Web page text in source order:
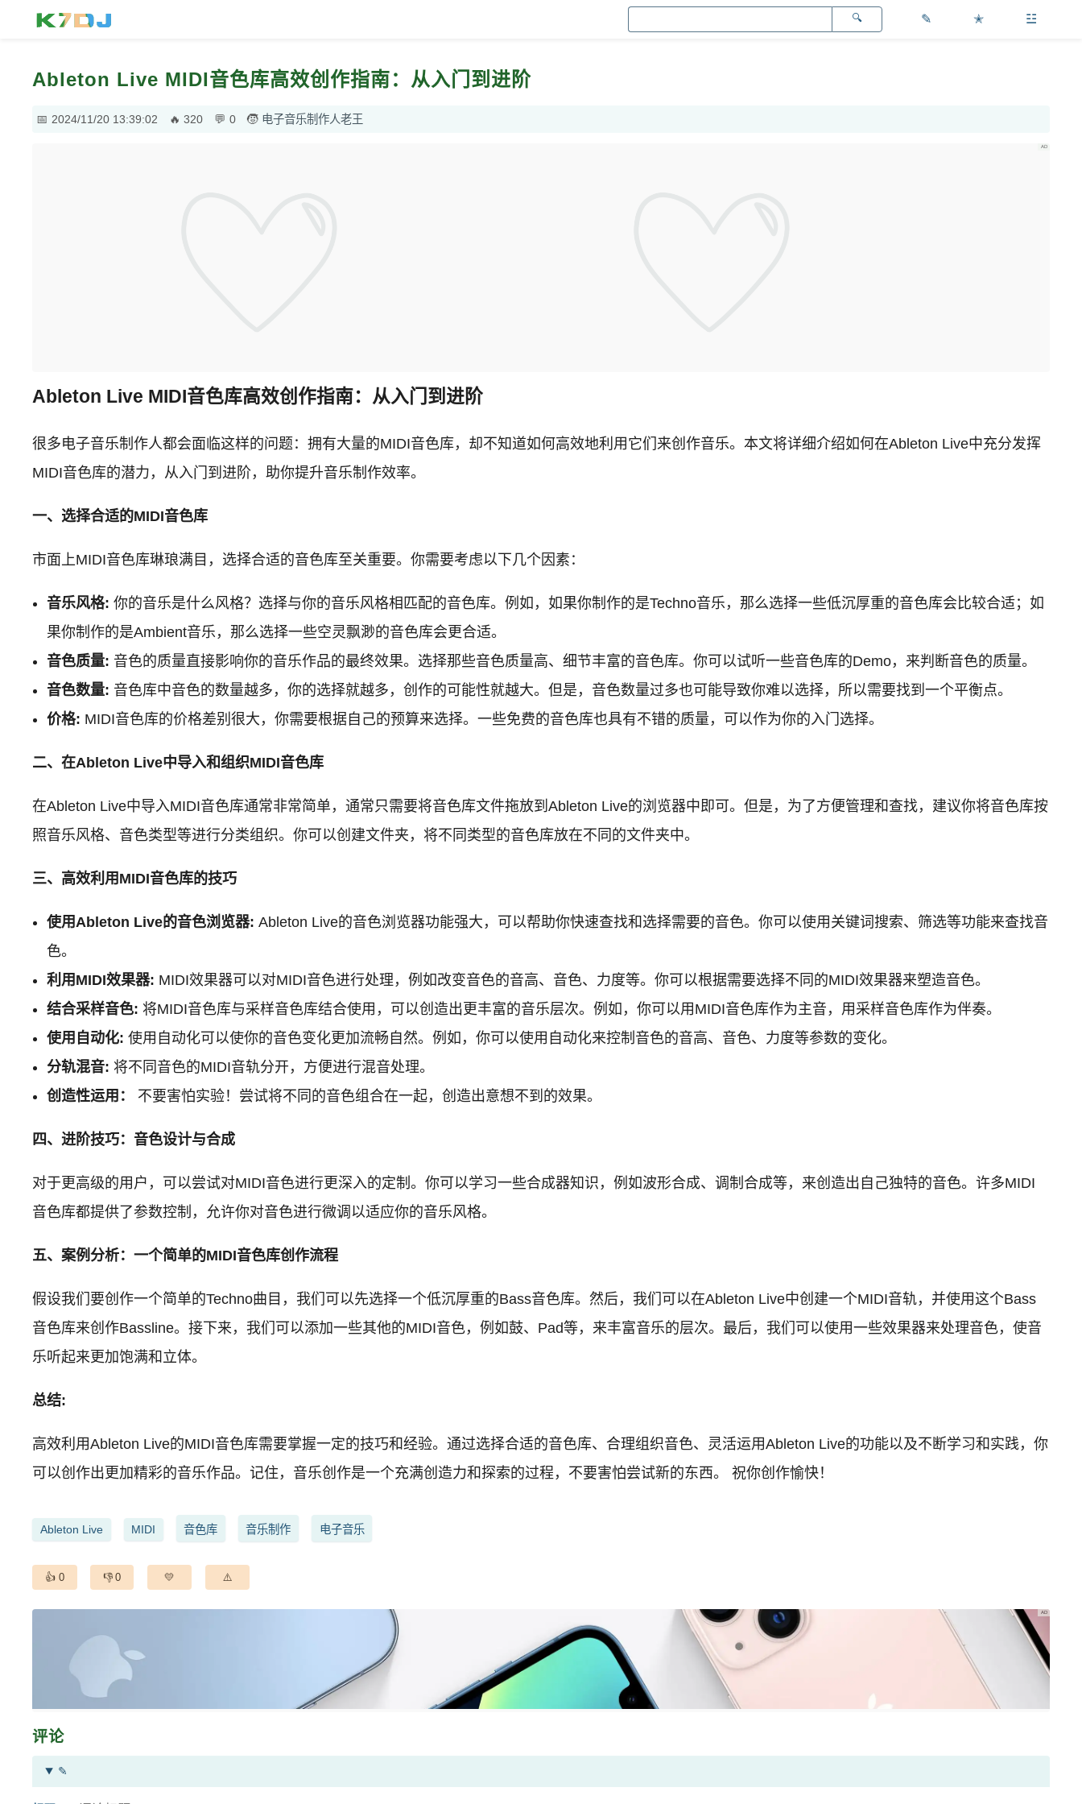
✎ ✭ ☳
Ableton Live MIDI音色库高效创作指南：从入门到进阶
2024/11/20 13:39:02 320 0 电子音乐制作人老王
Ableton Live MIDI音色库高效创作指南：从入门到进阶
很多电子音乐制作人都会面临这样的问题：拥有大量的MIDI音色库，却不知道如何高效地利用它们来创作音乐。本文将详细介绍如何在Ableton Live中充分发挥
MIDI音色库的潜力，从入门到进阶，助你提升音乐制作效率。
一、选择合适的MIDI音色库
市面上MIDI音色库琳琅满目，选择合适的音色库至关重要。你需要考虑以下几个因素：
音乐风格: 你的音乐是什么风格？选择与你的音乐风格相匹配的音色库。例如，如果你制作的是Techno音乐，那么选择一些低沉厚重的音色库会比较合适；如
果你制作的是Ambient音乐，那么选择一些空灵飘渺的音色库会更合适。
音色质量: 音色的质量直接影响你的音乐作品的最终效果。选择那些音色质量高、细节丰富的音色库。你可以试听一些音色库的Demo，来判断音色的质量。
音色数量: 音色库中音色的数量越多，你的选择就越多，创作的可能性就越大。但是，音色数量过多也可能导致你难以选择，所以需要找到一个平衡点。
价格: MIDI音色库的价格差别很大，你需要根据自己的预算来选择。一些免费的音色库也具有不错的质量，可以作为你的入门选择。
二、在Ableton Live中导入和组织MIDI音色库
在Ableton Live中导入MIDI音色库通常非常简单，通常只需要将音色库文件拖放到Ableton Live的浏览器中即可。但是，为了方便管理和查找，建议你将音色库按
照音乐风格、音色类型等进行分类组织。你可以创建文件夹，将不同类型的音色库放在不同的文件夹中。
三、高效利用MIDI音色库的技巧
使用Ableton Live的音色浏览器: Ableton Live的音色浏览器功能强大，可以帮助你快速查找和选择需要的音色。你可以使用关键词搜索、筛选等功能来查找音
色。
利用MIDI效果器: MIDI效果器可以对MIDI音色进行处理，例如改变音色的音高、音色、力度等。你可以根据需要选择不同的MIDI效果器来塑造音色。
结合采样音色: 将MIDI音色库与采样音色库结合使用，可以创造出更丰富的音乐层次。例如，你可以用MIDI音色库作为主音，用采样音色库作为伴奏。
使用自动化: 使用自动化可以使你的音色变化更加流畅自然。例如，你可以使用自动化来控制音色的音高、音色、力度等参数的变化。
分轨混音: 将不同音色的MIDI音轨分开，方便进行混音处理。
创造性运用：
不要害怕实验！尝试将不同的音色组合在一起，创造出意想不到的效果。
四、进阶技巧：音色设计与合成
对于更高级的用户，可以尝试对MIDI音色进行更深入的定制。你可以学习一些合成器知识，例如波形合成、调制合成等，来创造出自己独特的音色。许多MIDI
音色库都提供了参数控制，允许你对音色进行微调以适应你的音乐风格。
五、案例分析：一个简单的MIDI音色库创作流程
假设我们要创作一个简单的Techno曲目，我们可以先选择一个低沉厚重的Bass音色库。然后，我们可以在Ableton Live中创建一个MIDI音轨，并使用这个Bass
音色库来创作Bassline。接下来，我们可以添加一些其他的MIDI音色，例如鼓、Pad等，来丰富音乐的层次。最后，我们可以使用一些效果器来处理音色，使音
乐听起来更加饱满和立体。
总结:
高效利用Ableton Live的MIDI音色库需要掌握一定的技巧和经验。通过选择合适的音色库、合理组织音色、灵活运用Ableton Live的功能以及不断学习和实践，你
可以创作出更加精彩的音乐作品。记住，音乐创作是一个充满创造力和探索的过程，不要害怕尝试新的东西。 祝你创作愉快！
Ableton Live MIDI 音色库 音乐制作 电子音乐
0 0
评论
✎